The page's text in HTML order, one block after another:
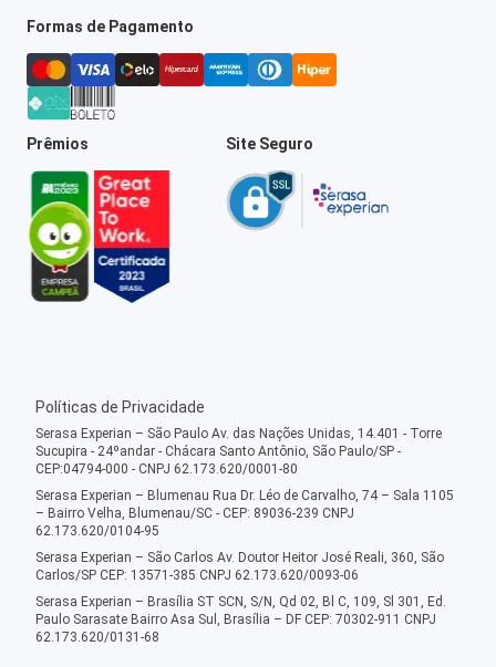
Formas de Pagamento
Prêmios Site Seguro
Políticas de Privacidade
Serasa Experian – São Paulo Av. das Nações Unidas, 14.401 - Torre
Sucupira - 24ºandar - Chácara Santo Antônio, São Paulo/SP -
CEP:04794-000 - CNPJ 62.173.620/0001-80
Serasa Experian – Blumenau Rua Dr. Léo de Carvalho, 74 – Sala 1105
– Bairro Velha, Blumenau/SC - CEP: 89036-239 CNPJ
62.173.620/0104-95
Serasa Experian – São Carlos Av. Doutor Heitor José Reali, 360, São
Carlos/SP CEP: 13571-385 CNPJ 62.173.620/0093-06
Serasa Experian – Brasília ST SCN, S/N, Qd 02, Bl C, 109, Sl 301, Ed.
Paulo Sarasate Bairro Asa Sul, Brasília – DF CEP: 70302-911 CNPJ
62.173.620/0131-68